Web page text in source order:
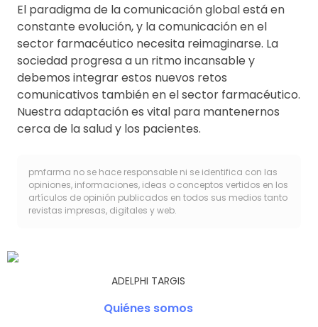
El paradigma de la comunicación global está en
constante evolución, y la comunicación en el
sector farmacéutico necesita reimaginarse. La
sociedad progresa a un ritmo incansable y
debemos integrar estos nuevos retos
comunicativos también en el sector farmacéutico.
Nuestra adaptación es vital para mantenernos
cerca de la salud y los pacientes.
pmfarma no se hace responsable ni se identifica con las
opiniones, informaciones, ideas o conceptos vertidos en los
artículos de opinión publicados en todos sus medios tanto
revistas impresas, digitales y web.
ADELPHI TARGIS
Quiénes somos